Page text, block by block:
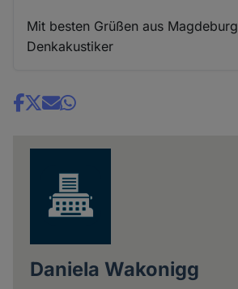
Mit besten Grüßen aus Magdeburg
Denkakustiker
Share
Daniela Wakonigg